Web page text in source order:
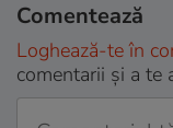
Comentează
Loghează-te în
comentarii și a te